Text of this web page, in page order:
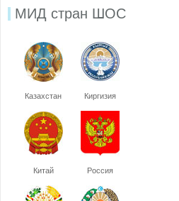
МИД стран ШОС
Казахстан Киргизия
Китай Россия